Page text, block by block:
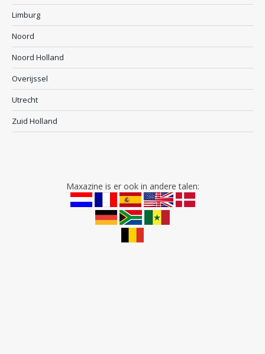
Limburg
Noord
Noord Holland
Overijssel
Utrecht
Zuid Holland
Maxazine is er ook in andere talen: